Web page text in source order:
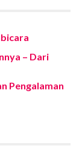
– Dari
Pengalaman